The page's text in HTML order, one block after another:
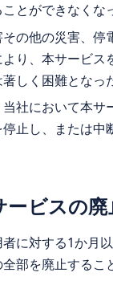
とができなくな
の他の災害、停
り、本サービス
しく困難となっ
社において本サ
止し、または中
ビスの廃
に対する1か月
部を廃止するこ